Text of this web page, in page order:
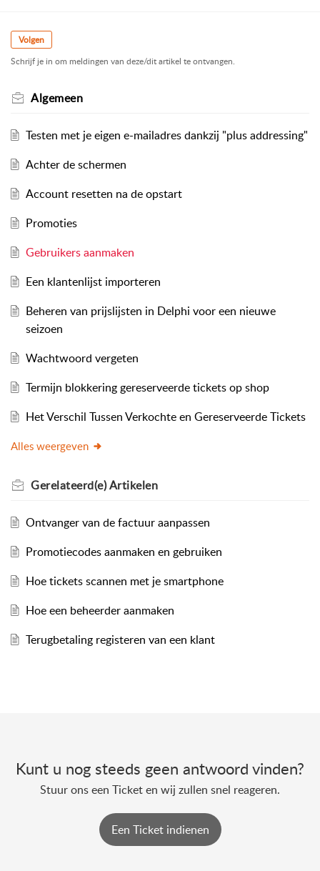
Volgen
Schrijf je in om meldingen van deze/dit artikel te ontvangen.
Algemeen
Testen met je eigen e-mailadres dankzij "plus addressing"
Achter de schermen
Account resetten na de opstart
Promoties
Gebruikers aanmaken
Een klantenlijst importeren
Beheren van prijslijsten in Delphi voor een nieuwe
seizoen
Wachtwoord vergeten
Termijn blokkering gereserveerde tickets op shop
Het Verschil Tussen Verkochte en Gereserveerde Tickets
Alles weergeven
Gerelateerd(e)Artikelen
Ontvanger van de factuur aanpassen
Promotiecodes aanmaken en gebruiken
Hoe tickets scannen met je smartphone
Hoe een beheerder aanmaken
Terugbetaling registeren van een klant
Kunt u nog steeds geen antwoord vinden?
Stuur ons een Ticket en wij zullen snel reageren.
Een Ticket indienen